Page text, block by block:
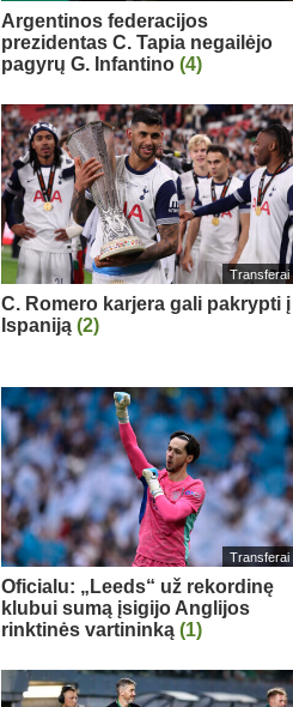
Argentinos federacijos
prezidentas C. Tapia negailėjo
pagyrų G. Infantino (4)
Transferai
C. Romero karjera gali pakrypti į
Ispaniją (2)
Transferai
Oficialu: „Leeds“ už rekordinę
klubui sumą įsigijo Anglijos
rinktinės vartininką (1)